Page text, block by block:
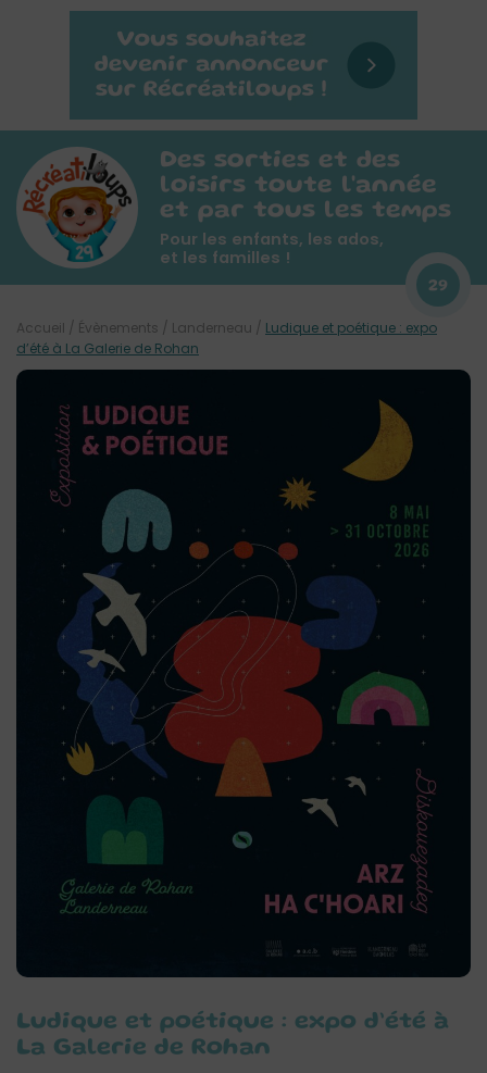
Des sorties et des
loisirs toute l'année
et par tous les temps
Pour les enfants, les ados,
et les familles !
29
Ludique et poétique : expo d’été à
La Galerie de Rohan
Accueil / Évènements / Landerneau / Ludique et poétique : expo
d’été à La Galerie de Rohan